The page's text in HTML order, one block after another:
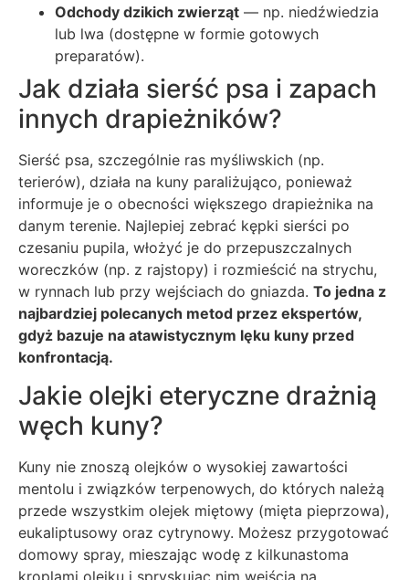
Odchody dzikich zwierząt — np. niedźwiedzia
lub lwa (dostępne w formie gotowych
preparatów).
Jak działa sierść psa i zapach
innych drapieżników?
Sierść psa, szczególnie ras myśliwskich (np.
terierów), działa na kuny paraliżująco, ponieważ
informuje je o obecności większego drapieżnika na
danym terenie. Najlepiej zebrać kępki sierści po
czesaniu pupila, włożyć je do przepuszczalnych
woreczków (np. z rajstopy) i rozmieścić na strychu,
w rynnach lub przy wejściach do gniazda. To jedna z
najbardziej polecanych metod przez ekspertów,
gdyż bazuje na atawistycznym lęku kuny przed
konfrontacją.
Jakie olejki eteryczne drażnią
węch kuny?
Kuny nie znoszą olejków o wysokiej zawartości
mentolu i związków terpenowych, do których należą
przede wszystkim olejek miętowy (mięta pieprzowa),
eukaliptusowy oraz cytrynowy. Możesz przygotować
domowy spray, mieszając wodę z kilkunastoma